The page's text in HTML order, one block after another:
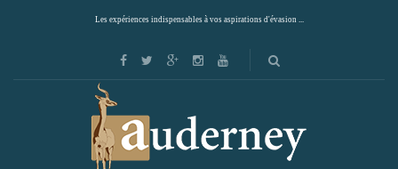
Les expériences indispensables à vos aspirations d'évasion ...